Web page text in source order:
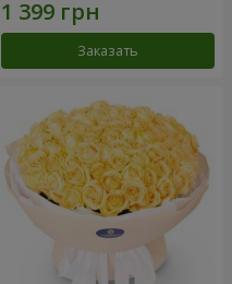
Заказать